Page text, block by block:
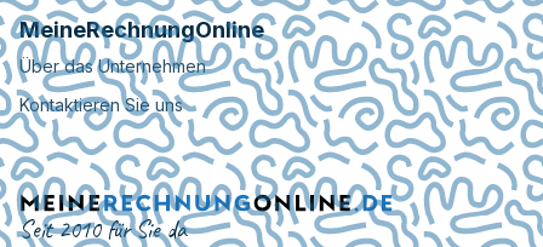
MeineRechnungOnline
Über das Unternehmen
Kontaktieren Sie uns
Seit 2010 für Sie da